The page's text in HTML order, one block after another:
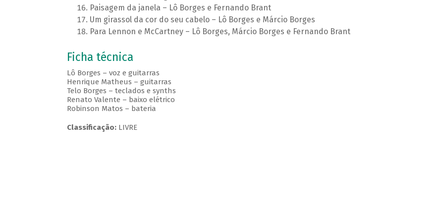
Paisagem da janela – Lô Borges e Fernando Brant
Um girassol da cor do seu cabelo – Lô Borges e Márcio Borges
Para Lennon e McCartney – Lô Borges, Márcio Borges e Fernando Brant
Ficha técnica
Lô Borges – voz e guitarras
Henrique Matheus – guitarras
Telo Borges – teclados e synths
Renato Valente – baixo elétrico
Robinson Matos – bateria
Classificação:LIVRE